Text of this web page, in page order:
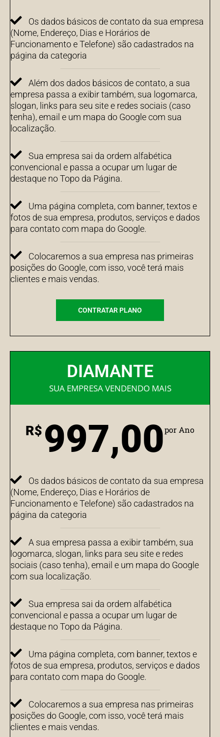
Os dados básicos de contato da sua empresa
(Nome, Endereço, Dias e Horários de
Funcionamento e Telefone) são cadastrados na
página da categoria
Além dos dados básicos de contato, a sua
empresa passa a exibir também, sua logomarca,
slogan, links para seu site e redes sociais (caso
tenha), email e um mapa do Google com sua
localização.
Sua empresa sai da ordem alfabética
convencional e passa a ocupar um lugar de
destaque no Topo da Página.
Uma página completa, com banner, textos e
fotos de sua empresa, produtos, serviços e dados
para contato com mapa do Google.
Colocaremos a sua empresa nas primeiras
posições do Google, com isso, você terá mais
clientes e mais vendas.
CONTRATAR PLANO
DIAMANTE
SUA EMPRESA VENDENDO MAIS
R$ 997,00por Ano
Os dados básicos de contato da sua empresa
(Nome, Endereço, Dias e Horários de
Funcionamento e Telefone) são cadastrados na
página da categoria
A sua empresa passa a exibir também, sua
logomarca, slogan, links para seu site e redes
sociais (caso tenha), email e um mapa do Google
com sua localização.
Sua empresa sai da ordem alfabética
convencional e passa a ocupar um lugar de
destaque no Topo da Página.
Uma página completa, com banner, textos e
fotos de sua empresa, produtos, serviços e dados
para contato com mapa do Google.
Colocaremos a sua empresa nas primeiras
posições do Google, com isso, você terá mais
clientes e mais vendas.